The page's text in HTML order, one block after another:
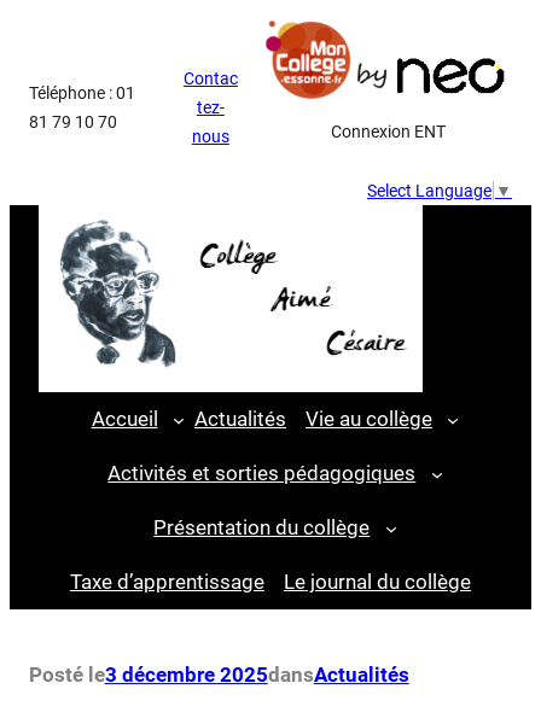
contenu
Téléphone : 01
81 79 10 70
Contac
tez-
nous
Connexion ENT
Select Language ▼
Accueil Actualités Vie au collège
Activités et sorties pédagogiques
Présentation du collège
Taxe d’apprentissage Le journal du collège
Posté le3 décembre 2025dansActualités